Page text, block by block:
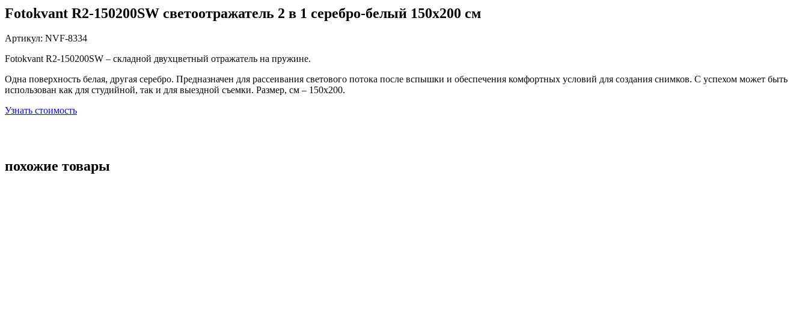
Fotokvant R2-150200SW светоотражатель 2 в 1 серебро-белый 150х200 см
Артикул: NVF-8334
Fotokvant R2-150200SW – складной двухцветный отражатель на пружине.
Одна поверхность белая, другая серебро. Предназначен для рассеивания светового потока после вспышки и обеспечения комфортных условий для создания снимков. С успехом может быть
использован как для студийной, так и для выездной съемки. Размер, см – 150x200.
Узнать стоимость
похожие товары